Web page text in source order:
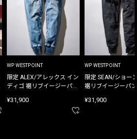
WP WESTPOINT
限定 ALEX/アレックス イン
ディゴ 裾リブイージーパン
¥31,900
WP WESTPOINT
限定 SEAN/ショー
裾リブイージーパ
¥31,900